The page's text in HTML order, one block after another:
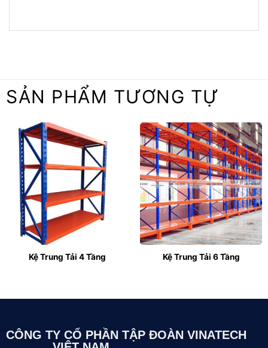
SẢN PHẨM TƯƠNG TỰ
Kệ Trung Tải 4 Tầng Kệ Trung Tải 6 Tầng
CÔNG TY CỔ PHẦN TẬP ĐOÀN VINATECH